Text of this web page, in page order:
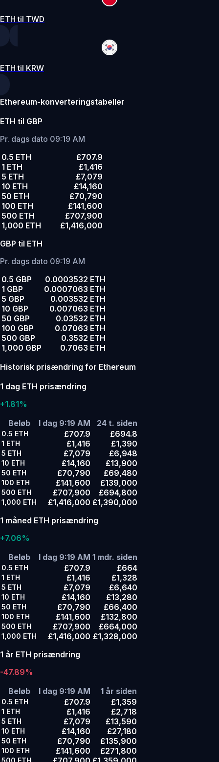
ETH til TWD
ETH til KRW
Ethereum-konverteringstabeller
ETH til GBP
Pr. dags dato 09:19 AM
0.5 ETH
£707.9
1 ETH
£1,416
5 ETH
£7,079
10 ETH
£14,160
50 ETH
£70,790
100 ETH
£141,600
500 ETH
£707,900
1,000 ETH
£1,416,000
GBP til ETH
Pr. dags dato 09:19 AM
0.5 GBP
0.0003532 ETH
1 GBP
0.0007063 ETH
5 GBP
0.003532 ETH
10 GBP
0.007063 ETH
50 GBP
0.03532 ETH
100 GBP
0.07063 ETH
500 GBP
0.3532 ETH
1,000 GBP
0.7063 ETH
Historisk prisændring for Ethereum
1 dag ETH prisændring
+1.81%
Beløb
I dag 9:19 AM 24 t. siden
0.5 ETH £707.9 £694.8
1 ETH £1,416 £1,390
5 ETH £7,079 £6,948
10 ETH £14,160 £13,900
50 ETH £70,790 £69,480
100 ETH £141,600 £139,000
500 ETH £707,900 £694,800
1,000 ETH £1,416,000 £1,390,000
1 måned ETH prisændring
+7.06%
Beløb
I dag 9:19 AM 1 mdr. siden
0.5 ETH £707.9 £664
1 ETH £1,416 £1,328
5 ETH £7,079 £6,640
10 ETH £14,160 £13,280
50 ETH £70,790 £66,400
100 ETH £141,600 £132,800
500 ETH £707,900 £664,000
1,000 ETH £1,416,000 £1,328,000
1 år ETH prisændring
-47.89%
Beløb
I dag 9:19 AM 1 år siden
0.5 ETH £707.9 £1,359
1 ETH £1,416 £2,718
5 ETH £7,079 £13,590
10 ETH £14,160 £27,180
50 ETH £70,790 £135,900
100 ETH £141,600 £271,800
500 ETH